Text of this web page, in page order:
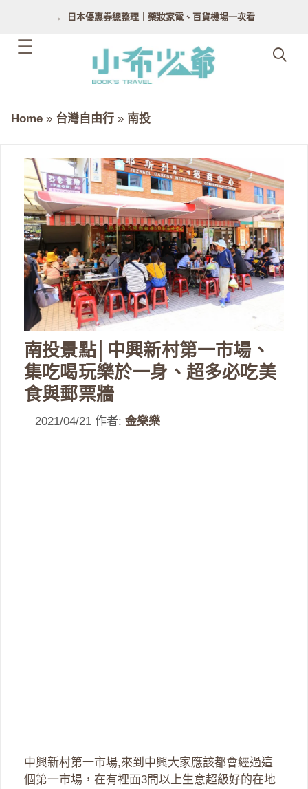
日本優惠券總整理｜藥妝家電、百貨機場一次看
Home » 台灣自由行 » 南投
南投景點│中興新村第一市場、
集吃喝玩樂於一身、超多必吃美
食與郵票牆
2021/04/21 作者: 金樂樂
中興新村第一市場,來到中興大家應該都會經過這
個第一市場，在有裡面3間以上生意超級好的在地